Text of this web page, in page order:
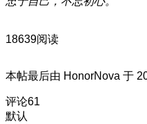
18639阅读
本帖最后由 HonorNova 于
评论61
默认